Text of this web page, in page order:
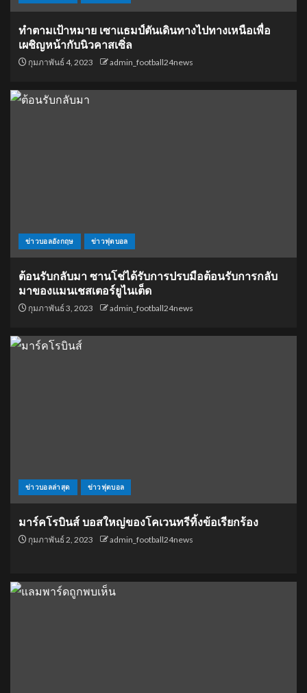
ทำตามเป้าหมาย เซาแธมป์ตันเดินทางไปทางเหนือเพื่อ
เผชิญหน้ากับนิวคาสเซิ่ล
กุมภาพันธ์ 4, 2023 admin_football24news
ข่าวบอลอังกฤษ ข่าวฟุตบอล
ต้อนรับกลับมา ซานโช่ได้รับการปรบมือต้อนรับการกลับ
มาของแมนเชสเตอร์ยูไนเต็ด
กุมภาพันธ์ 3, 2023 admin_football24news
ข่าวบอลล่าสุด ข่าวฟุตบอล
มาร์คโรบินส์ บอสใหญ่ของโคเวนทรีทิ้งข้อเรียกร้อง
กุมภาพันธ์ 2, 2023 admin_football24news